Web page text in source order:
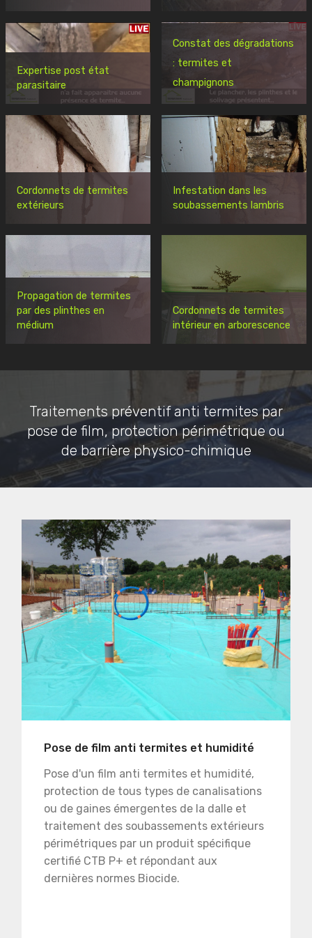
Expertise post état
parasitaire
Constat des dégradations
: termites et
champignons
Cordonnets de termites
extérieurs
Infestation dans les
soubassements lambris
Propagation de termites
par des plinthes en
médium
Cordonnets de termites
intérieur en arborescence
Traitements préventif anti termites par
pose de film, protection périmétrique ou
de barrière physico-chimique
Pose de film anti termites et humidité
Pose d'un film anti termites et humidité,
protection de tous types de canalisations
ou de gaines émergentes de la dalle et
traitement des soubassements extérieurs
périmétriques par un produit spécifique
certifié CTB P+ et répondant aux
dernières normes Biocide.